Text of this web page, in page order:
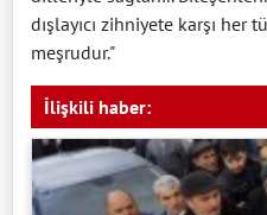
dışlayıcı zihniyete karşı
meşrudur."
İlişkili haber: